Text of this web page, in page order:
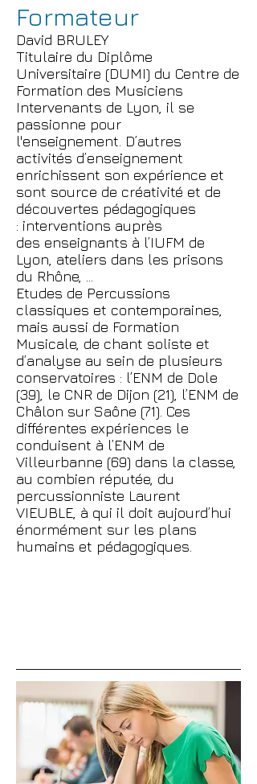
Formateur
David BRULEY
Titulaire du Diplôme
Universitaire (DUMI) du Centre de
Formation des Musiciens
Intervenants de Lyon, il se
passionne pour
l'enseignement. D’autres
activités d’enseignement
enrichissent son expérience et
sont source de créativité et de
découvertes pédagogiques
: interventions auprès
des enseignants à l’IUFM de
Lyon, ateliers dans les prisons
du Rhône, ...
Etudes de Percussions
classiques et contemporaines,
mais aussi de Formation
Musicale, de chant soliste et
d’analyse au sein de plusieurs
conservatoires : l’ENM de Dole
(39), le CNR de Dijon (21), l’ENM de
Châlon sur Saône (71). Ces
différentes expériences le
conduisent à l’ENM de
Villeurbanne (69) dans la classe,
au combien réputée, du
percussionniste Laurent
VIEUBLE, à qui il doit aujourd’hui
énormément sur les plans
humains et pédagogiques.